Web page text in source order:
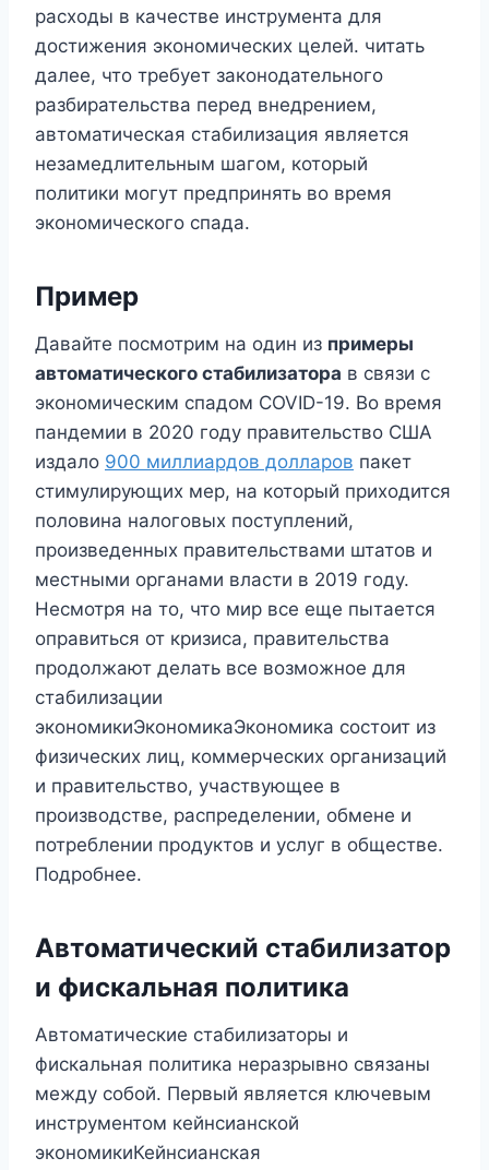
расходы в качестве инструмента для
достижения экономических целей. читать
далее, что требует законодательного
разбирательства перед внедрением,
автоматическая стабилизация является
незамедлительным шагом, который
политики могут предпринять во время
экономического спада.
Пример
Давайте посмотрим на один из примеры
автоматического стабилизатора в связи с
экономическим спадом COVID-19. Во время
пандемии в 2020 году правительство США
издало 900 миллиардов долларов пакет
стимулирующих мер, на который приходится
половина налоговых поступлений,
произведенных правительствами штатов и
местными органами власти в 2019 году.
Несмотря на то, что мир все еще пытается
оправиться от кризиса, правительства
продолжают делать все возможное для
стабилизации
экономикиЭкономикаЭкономика состоит из
физических лиц, коммерческих организаций
и правительство, участвующее в
производстве, распределении, обмене и
потреблении продуктов и услуг в обществе.
Подробнее.
Автоматический стабилизатор
и фискальная политика
Автоматические стабилизаторы и
фискальная политика неразрывно связаны
между собой. Первый является ключевым
инструментом кейнсианской
экономикиКейнсианская